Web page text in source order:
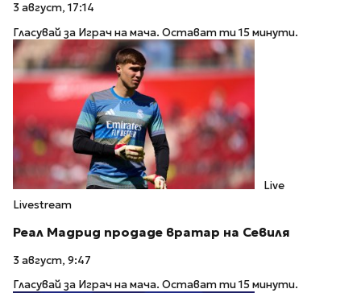
3 август, 17:14
Гласувай за Играч на мача. Остават ти 15 минути.
Live
Livestream
Реал Мадрид продаде вратар на Севиля
3 август, 9:47
Гласувай за Играч на мача. Остават ти 15 минути.